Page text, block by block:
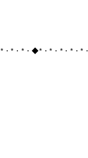
*・*・*・◆*・*・*・*・*